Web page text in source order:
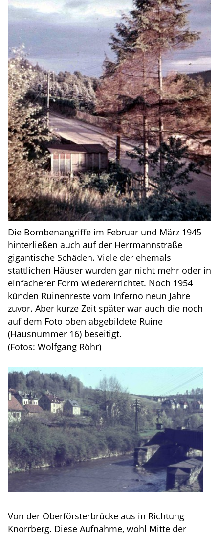
Die Bombenangriffe im Februar und März 1945
hinterließen auch auf der Herrmannstraße
gigantische Schäden. Viele der ehemals
stattlichen Häuser wurden gar nicht mehr oder in
einfacherer Form wiedererrichtet. Noch 1954
künden Ruinenreste vom Inferno neun Jahre
zuvor. Aber kurze Zeit später war auch die noch
auf dem Foto oben abgebildete Ruine
(Hausnummer 16) beseitigt.
(Fotos: Wolfgang Röhr)
Von der Oberförsterbrücke aus in Richtung
Knorrberg. Diese Aufnahme, wohl Mitte der